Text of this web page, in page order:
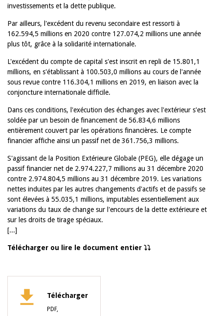
investissements et la dette publique.
Par ailleurs, l'excédent du revenu secondaire est ressorti à
162.594,5 millions en 2020 contre 127.074,2 millions une année
plus tôt, grâce à la solidarité internationale.
L'excédent du compte de capital s'est inscrit en repli de 15.801,1
millions, en s'établissant à 100.503,0 millions au cours de l'année
sous revue contre 116.304,1 millions en 2019, en liaison avec la
conjoncture internationale difficile.
Dans ces conditions, l'exécution des échanges avec l'extérieur s'est
soldée par un besoin de financement de 56.834,6 millions
entièrement couvert par les opérations financières. Le compte
financier affiche ainsi un passif net de 361.756,3 millions.
S'agissant de la Position Extérieure Globale (PEG), elle dégage un
passif financier net de 2.974.227,7 millions au 31 décembre 2020
contre 2.974.804,5 millions au 31 décembre 2019. Les variations
nettes induites par les autres changements d'actifs et de passifs se
sont élevées à 55.035,1 millions, imputables essentiellement aux
variations du taux de change sur l'encours de la dette extérieure et
sur les droits de tirage spéciaux.
[...]
Télécharger ou lire le document entier ⤵️⤵️
Télécharger
PDF,